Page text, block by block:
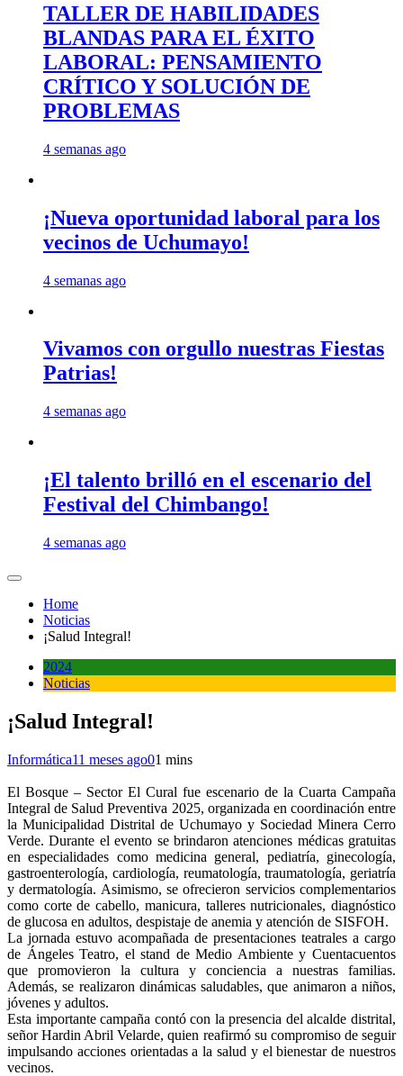
TALLER DE HABILIDADES
BLANDAS PARA EL ÉXITO
LABORAL: PENSAMIENTO
CRÍTICO Y SOLUCIÓN DE
PROBLEMAS
4 semanas ago
¡Nueva oportunidad laboral para los
vecinos de Uchumayo!
4 semanas ago
Vivamos con orgullo nuestras Fiestas
Patrias!
4 semanas ago
¡El talento brilló en el escenario del
Festival del Chimbango!
4 semanas ago
Home
Noticias
¡Salud Integral!
2024
Noticias
¡Salud Integral!
Informática11 meses ago01 mins
El Bosque – Sector El Cural fue escenario de la Cuarta Campaña
Integral de Salud Preventiva 2025, organizada en coordinación entre
la Municipalidad Distrital de Uchumayo y Sociedad Minera Cerro
Verde. Durante el evento se brindaron atenciones médicas gratuitas
en especialidades como medicina general, pediatría, ginecología,
gastroenterología, cardiología, reumatología, traumatología, geriatría
y dermatología. Asimismo, se ofrecieron servicios complementarios
como corte de cabello, manicura, talleres nutricionales, diagnóstico
de glucosa en adultos, despistaje de anemia y atención de SISFOH.
La jornada estuvo acompañada de presentaciones teatrales a cargo
de Ángeles Teatro, el stand de Medio Ambiente y Cuentacuentos
que promovieron la cultura y conciencia a nuestras familias.
Además, se realizaron dinámicas saludables, que animaron a niños,
jóvenes y adultos.
Esta importante campaña contó con la presencia del alcalde distrital,
señor Hardin Abril Velarde, quien reafirmó su compromiso de seguir
impulsando acciones orientadas a la salud y el bienestar de nuestros
vecinos.